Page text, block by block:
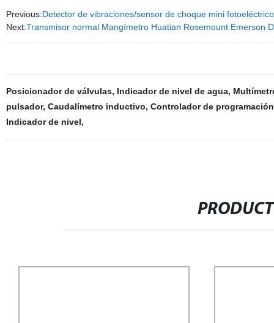
Previous:Detector de vibraciones/sensor de choque mini
Next:Transmisor normal Mangímetro Huatian Rosemount Emerson
Posicionador de válvulas, Indicador de nivel de agua,
pulsador, Caudalímetro inductivo, Controlador de
Indicador de nivel,